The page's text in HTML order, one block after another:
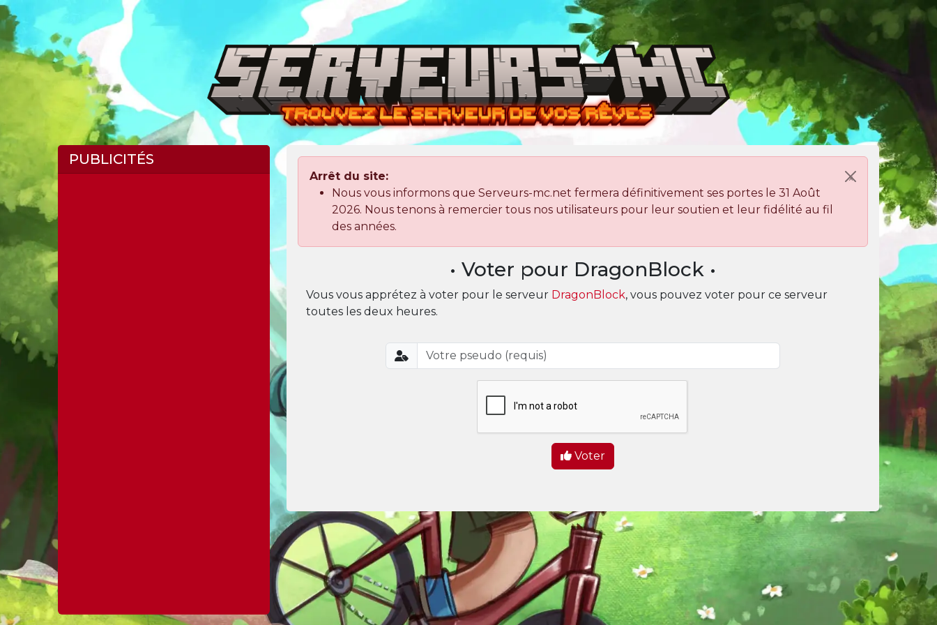
PUBLICITÉS
Arrêt du site:
Nous vous informons que Serveurs-mc.net fermera définitivement ses portes le 31 Août
2026. Nous tenons à remercier tous nos utilisateurs pour leur soutien et leur fidélité au fil
des années.
×
• Voter pour DragonBlock •
Vous vous apprétez à voter pour le serveur DragonBlock, vous pouvez voter pour ce serveur
toutes les deux heures.
Voter